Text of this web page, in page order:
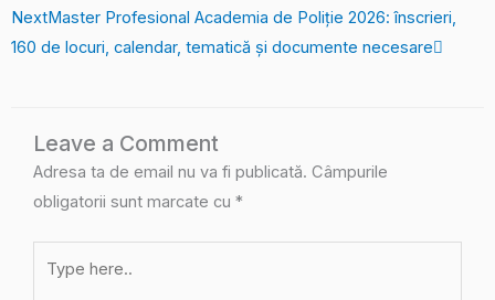
NextMaster Profesional Academia de Poliție 2026: înscrieri,
160 de locuri, calendar, tematică și documente necesare
Leave a Comment
Adresa ta de email nu va fi publicată. Câmpurile
obligatorii sunt marcate cu *
here..